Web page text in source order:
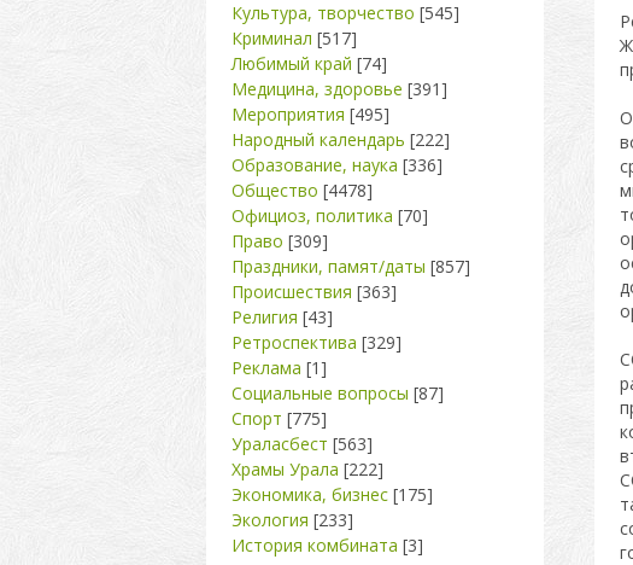
Культура, творчество [545]
Криминал [517]
Любимый край [74]
Медицина, здоровье [391]
Мероприятия [495]
Народный календарь [222]
Образование, наука [336]
Общество [4478]
Официоз, политика [70]
Право [309]
Праздники, памят/даты [857]
Происшествия [363]
Религия [43]
Ретроспектива [329]
Реклама [1]
Социальные вопросы [87]
Спорт [775]
Ураласбест [563]
Храмы Урала [222]
Экономика, бизнес [175]
Экология [233]
История комбината [3]